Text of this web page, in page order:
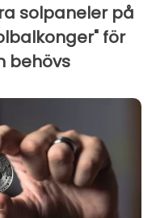
solpaneler på
för
behövs